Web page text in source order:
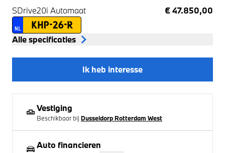
SDrive20i Automaat € 47.850,00
NL KHP-26-R
Alle specificaties
Ik heb interesse
Vestiging
Beschikbaar bij Dusseldorp Rotterdam West
Auto financieren